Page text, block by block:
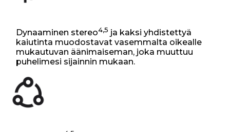
Dynaaminen stereo4,5 ja kaksi yhdistettyä
kaiutinta muodostavat vasemmalta oikealle
mukautuvan äänimaiseman, joka muuttuu
puhelimesi sijainnin mukaan.